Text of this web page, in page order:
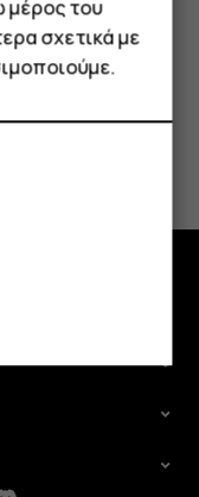
μέρος του
σχετικά με